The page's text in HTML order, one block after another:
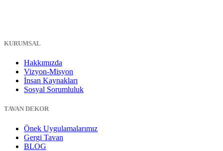
KURUMSAL
Hakkımızda
Vizyon-Misyon
İnsan Kaynakları
Sosyal Sorumluluk
TAVAN DEKOR
Önek Uygulamalarımız
Gergi Tavan
BLOG